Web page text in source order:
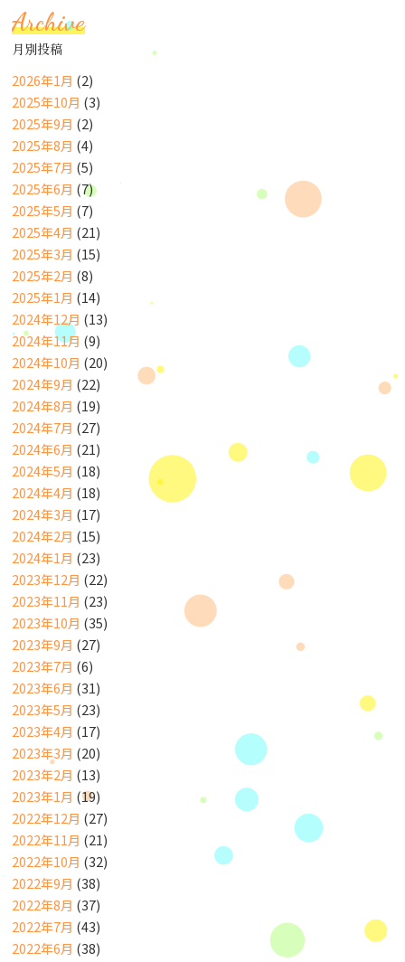
Archive
月別投稿
2026年1月 (2)
2025年10月 (3)
2025年9月 (2)
2025年8月 (4)
2025年7月 (5)
2025年6月 (7)
2025年5月 (7)
2025年4月 (21)
2025年3月 (15)
2025年2月 (8)
2025年1月 (14)
2024年12月 (13)
2024年11月 (9)
2024年10月 (20)
2024年9月 (22)
2024年8月 (19)
2024年7月 (27)
2024年6月 (21)
2024年5月 (18)
2024年4月 (18)
2024年3月 (17)
2024年2月 (15)
2024年1月 (23)
2023年12月 (22)
2023年11月 (23)
2023年10月 (35)
2023年9月 (27)
2023年7月 (6)
2023年6月 (31)
2023年5月 (23)
2023年4月 (17)
2023年3月 (20)
2023年2月 (13)
2023年1月 (19)
2022年12月 (27)
2022年11月 (21)
2022年10月 (32)
2022年9月 (38)
2022年8月 (37)
2022年7月 (43)
2022年6月 (38)